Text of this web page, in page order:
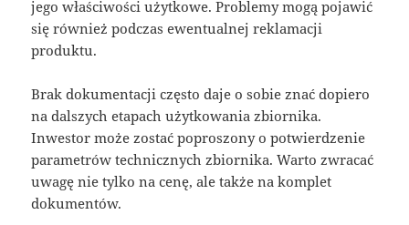
jego właściwości użytkowe. Problemy mogą pojawić
się również podczas ewentualnej reklamacji
produktu.
Brak dokumentacji często daje o sobie znać dopiero
na dalszych etapach użytkowania zbiornika.
Inwestor może zostać poproszony o potwierdzenie
parametrów technicznych zbiornika. Warto zwracać
uwagę nie tylko na cenę, ale także na komplet
dokumentów.